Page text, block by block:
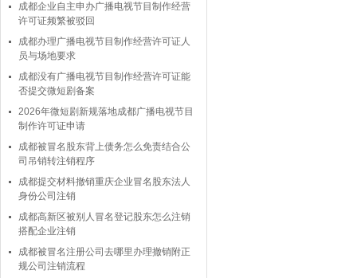
成都企业自主申办广播电视节目制作经营
许可证频繁被驳回
成都办理广播电视节目制作经营许可证人
员与场地要求
成都没有广播电视节目制作经营许可证能
否提交微短剧备案
2026年微短剧新规落地成都广播电视节目
制作许可证申请
成都被冒名股东背上债务怎么免责结合公
司吊销转注销程序
成都提交材料撤销重庆企业冒名股东法人
身份公司注销
成都高新区被别人冒名登记股东怎么注销
搭配企业注销
成都被冒名注册公司去哪里办理撤销附正
规公司注销流程